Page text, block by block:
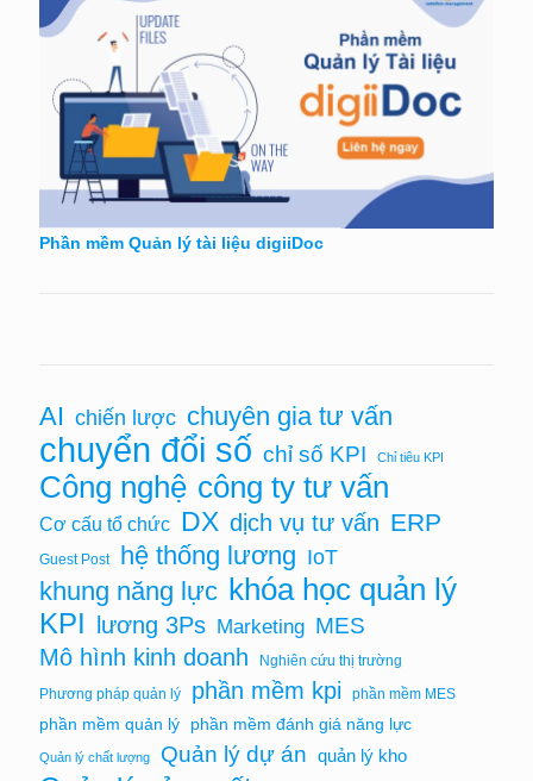
Phần mềm Quản lý tài liệu digiiDoc
AI chiến lược chuyên gia tư vấn
chuyển đổi số chỉ số KPI Chỉ tiêu KPI
Công nghệ công ty tư vấn
Cơ cấu tổ chức DX dịch vụ tư vấn ERP
Guest Post hệ thống lương IoT
khung năng lực khóa học quản lý
KPI lương 3Ps Marketing MES
Mô hình kinh doanh
Nghiên cứu thị trường
Phương pháp quản lý
phần mềm kpi phần mềm MES
phần mềm quản lý phần mềm đánh giá năng lực
Quản lý chất lượng Quản lý dự án quản lý kho